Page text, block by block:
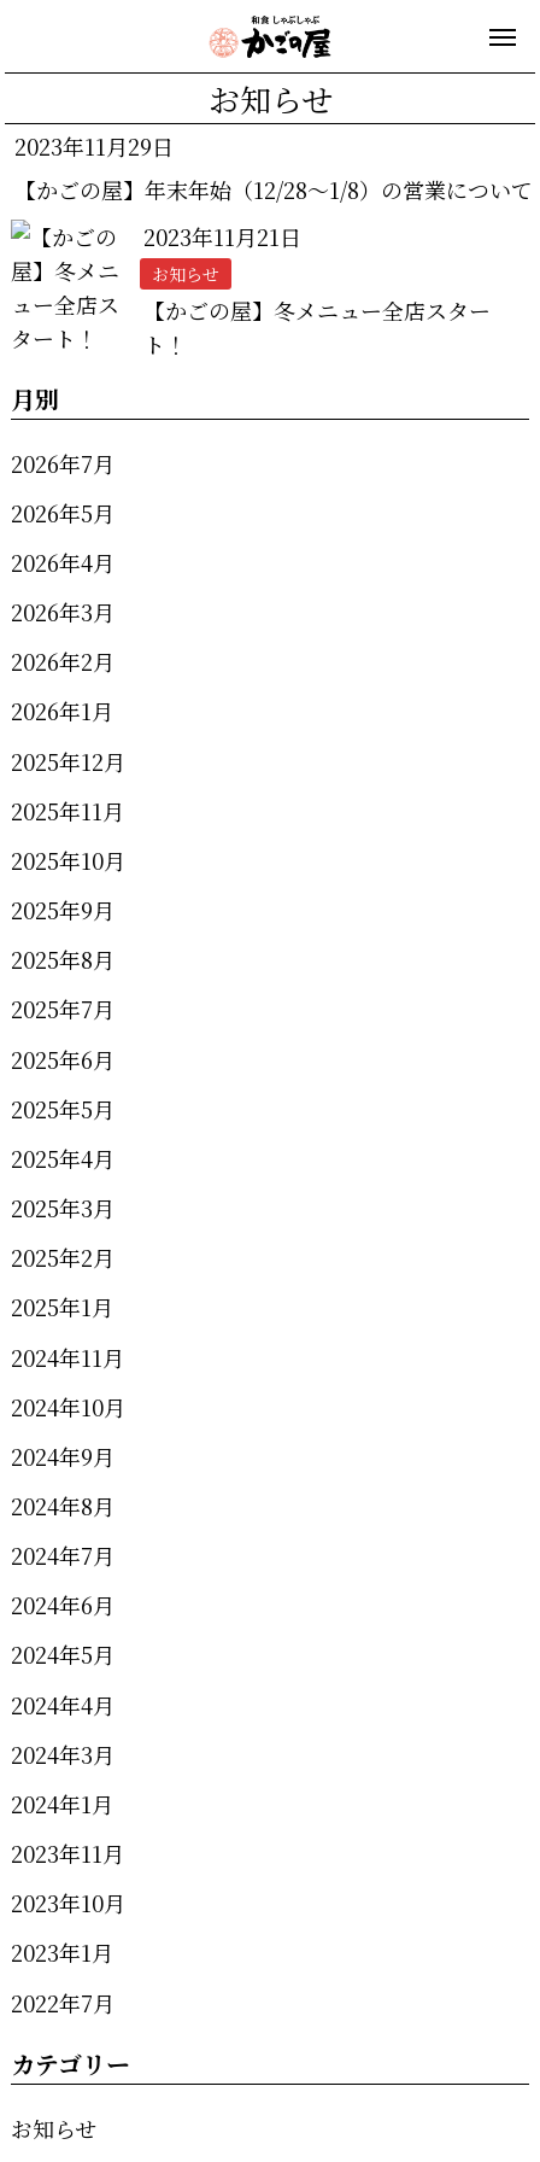
お知らせ
2023年11月29日
【かごの屋】年末年始（12/28～1/8）の営業について
2023年11月21日
お知らせ
【かごの屋】冬メニュー全店スター
ト！
月別
2026年7月
2026年5月
2026年4月
2026年3月
2026年2月
2026年1月
2025年12月
2025年11月
2025年10月
2025年9月
2025年8月
2025年7月
2025年6月
2025年5月
2025年4月
2025年3月
2025年2月
2025年1月
2024年11月
2024年10月
2024年9月
2024年8月
2024年7月
2024年6月
2024年5月
2024年4月
2024年3月
2024年1月
2023年11月
2023年10月
2023年1月
2022年7月
カテゴリー
お知らせ